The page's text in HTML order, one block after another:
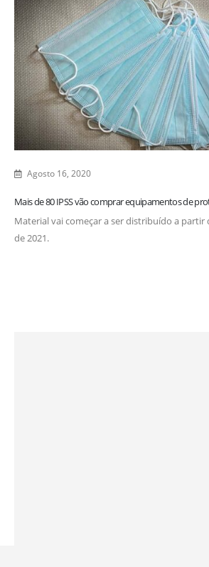
Agosto 16, 2020
Mais de 80 IPSS vão comprar equipamentos de
Material vai começar a ser distribuído a partir
de 2021.